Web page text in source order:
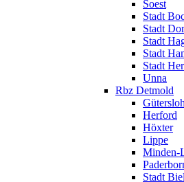
Soest
Stadt
Stadt
Stadt
Stadt
Stadt
Unna
Rbz Detmold
Gütersloh
Herford
Höxter
Lippe
Minden-
Stadt